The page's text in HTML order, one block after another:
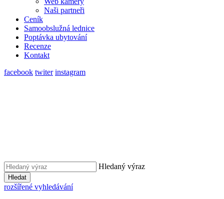
Naši partneři
Ceník
Samoobslužná lednice
Poptávka ubytování
Recenze
Kontakt
facebook twiter instagram
Hledaný výraz
Hledat
rozšířené vyhledávání